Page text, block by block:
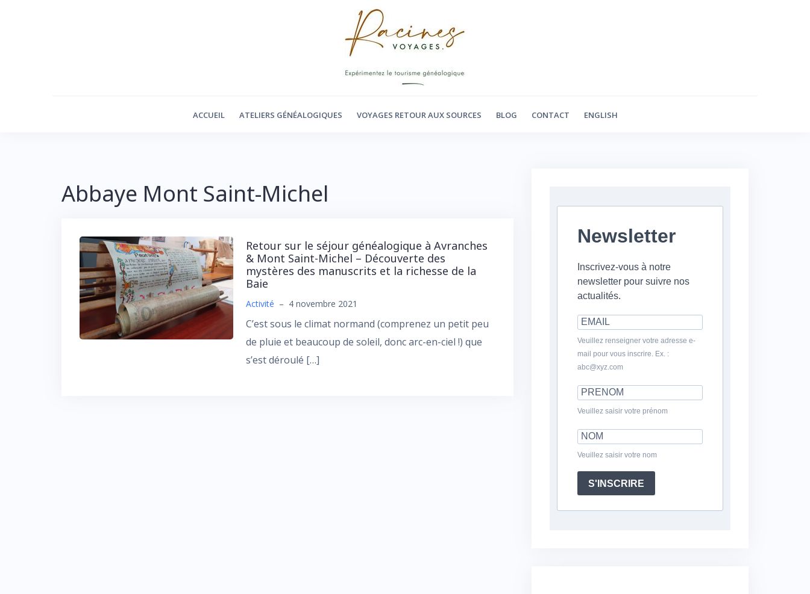
ACCUEIL ATELIERS GÉNÉALOGIQUES VOYAGES RETOUR AUX SOURCES BLOG CONTACT ENGLISH
Abbaye Mont Saint-Michel
Retour sur le séjour généalogique à Avranches
& Mont Saint-Michel – Découverte des
mystères des manuscrits et la richesse de la
Baie
Activité – 4 novembre 2021
C’est sous le climat normand (comprenez un petit peu
de pluie et beaucoup de soleil, donc arc-en-ciel !) que
s’est déroulé […]
Newsletter
Inscrivez-vous à notre
newsletter pour suivre nos
actualités.
Veuillez renseigner votre adresse e-
mail pour vous inscrire. Ex. :
abc@xyz.com
Veuillez saisir votre prénom
Veuillez saisir votre nom
S'INSCRIRE